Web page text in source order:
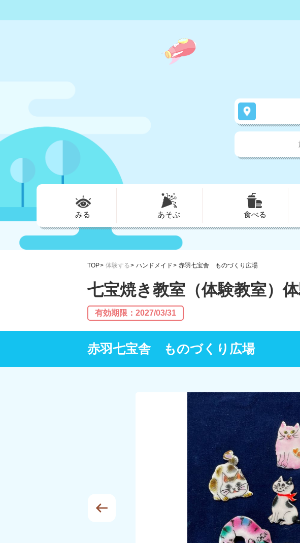
みる あそぶ 食べる
TOP 体験する ハンドメイド 赤羽七宝舎 ものづくり広場
七宝焼き教室（体験教室）
有効期限：2027/03/31
赤羽七宝舎 ものづくり広場